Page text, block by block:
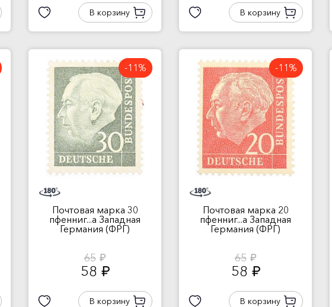
В корзину В корзину
-11%
Почтовая марка 30
пфенниг...а Западная
Германия (ФРГ)
65 руб.
58 руб.
В корзину
-11%
Почтовая марка 20
пфенниг...а Западная
Германия (ФРГ)
65 руб.
58 руб.
В корзину